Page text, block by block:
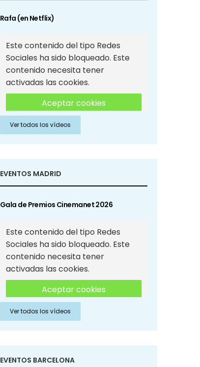
Rafa (en Netflix)
Este contenido del tipo Redes
Sociales ha sido bloqueado. Este
contenido necesita tener
activadas las cookies.
Aceptar cookies
Aceptar cookies de Redes
Sociales
Ver todos los vídeos
EVENTOS MADRID
Gala de Premios Cinemanet 2026
Este contenido del tipo Redes
Sociales ha sido bloqueado. Este
contenido necesita tener
activadas las cookies.
Aceptar cookies
Aceptar cookies de Redes
Sociales
Ver todos los vídeos
EVENTOS BARCELONA